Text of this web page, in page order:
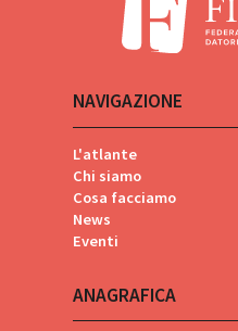
NAVIGAZIONE
L'atlante
Chi siamo
Cosa facciamo
News
Eventi
ANAGRAFICA